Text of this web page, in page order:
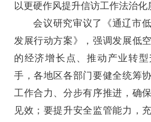
以更硬作风提升信访工作法治化
会议研究审议了《通辽市
发展行动方案》，强调发展低
的经济增长点、推动产业转
手，各地区各部门要健全统筹
工作合力、分步有序推进，确
见效；要提升安全监管能力，